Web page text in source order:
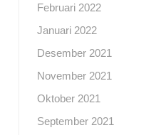
Februari 2022
Januari 2022
Desember 2021
November 2021
Oktober 2021
September 2021